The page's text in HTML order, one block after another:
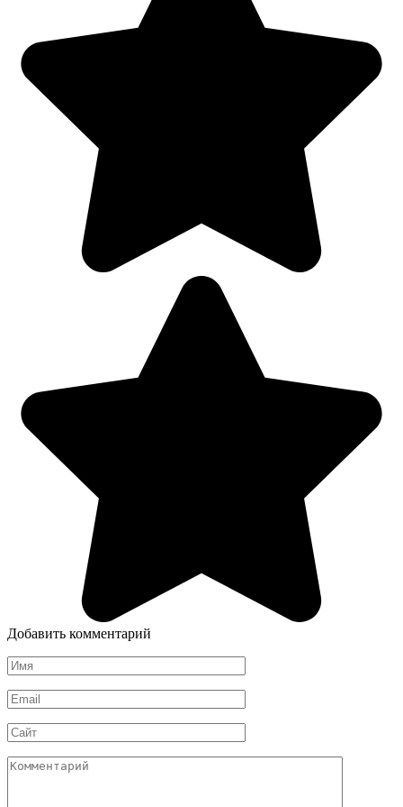
Добавить комментарий
Имя
*
Email
*
Сайт
Комментарий